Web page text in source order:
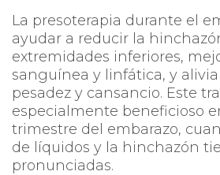
La presoterapia durante el
ayudar a reducir la
extremidades inferiores,
sanguínea y linfática, y
pesadez y cansancio. Este
especialmente beneficioso
trimestre del embarazo,
de líquidos y la hinchazón
pronunciadas.